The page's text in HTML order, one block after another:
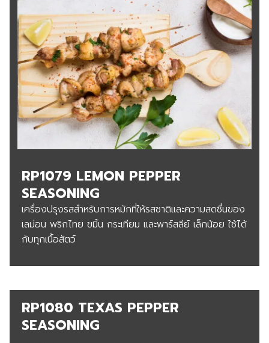
RP1079 LEMON PEPPER
SEASONING
เครื่องปรุงรสสำหรับการหมักที่ให้รสชาติและความสดชื่นของ
เลม่อน พริกไทย ขมิ้น กระเทียม และพาร์สลีย์ เล็กน้อย ใช้ได้
กับทุกเนื้อสัตว์
RP1080 TEXAS PEPPER
SEASONING